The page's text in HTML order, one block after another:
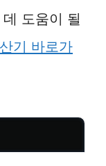
도움이 될
기 바로가